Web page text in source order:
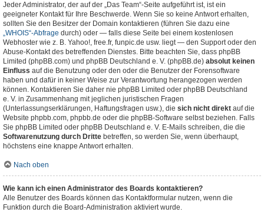
Jeder Administrator, der auf der „Das Team“-Seite aufgeführt ist, ist ein
geeigneter Kontakt für Ihre Beschwerde. Wenn Sie so keine Antwort erhalten,
sollten Sie den Besitzer der Domain kontaktieren (führen Sie dazu eine
„WHOIS“-Abfrage durch) oder — falls diese Seite bei einem kostenlosen
Webhoster wie z. B. Yahoo!, free.fr, funpic.de usw. liegt — den Support oder den
Abuse-Kontakt des betreffenden Dienstes. Bitte beachten Sie, dass phpBB
Limited (phpBB.com) und phpBB Deutschland e. V. (phpBB.de) absolut keinen
Einfluss auf die Benutzung oder den oder die Benutzer der Forensoftware
haben und dafür in keiner Weise zur Verantwortung herangezogen werden
können. Kontaktieren Sie daher nie phpBB Limited oder phpBB Deutschland
e. V. in Zusammenhang mit jeglichen juristischen Fragen
(Unterlassungserklärungen, Haftungsfragen usw.), die sich nicht direkt auf die
Website phpbb.com, phpbb.de oder die phpBB-Software selbst beziehen. Falls
Sie phpBB Limited oder phpBB Deutschland e. V. E-Mails schreiben, die die
Softwarenutzung durch Dritte betreffen, so werden Sie, wenn überhaupt,
höchstens eine knappe Antwort erhalten.
Nach oben
Wie kann ich einen Administrator des Boards kontaktieren?
Alle Benutzer des Boards können das Kontaktformular nutzen, wenn die
Funktion durch die Board-Administration aktiviert wurde.